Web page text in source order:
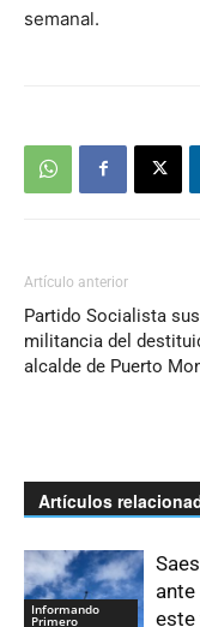
semanal.
Artículo anterior
Partido Socialista
militancia del
alcalde de Puerto
Artículos
Informando
Primero
este